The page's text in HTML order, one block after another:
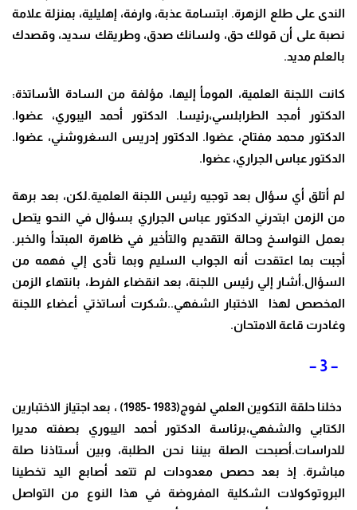
الندى على طلع الزهرة. ابتسامة عذبة، وارفة، إهليلية، بمنزلة علامة
نصبة على أن قولك حق، ولسانك صدق، وطريقك سديد، وقصدك
بالعلم مديد.
كانت اللجنة العلمية، المومأ إليها، مؤلفة من السادة الأساتذة:
الدكتور أمجد الطرابلسي،رئيسا. الدكتور أحمد اليبوري، عضوا.
الدكتور محمد مفتاح، عضوا. الدكتور إدريس السغروشني، عضوا.
الدكتور عباس الجراري، عضوا.
لم أتلق أي سؤال بعد توجيه رئيس اللجنة العلمية.لكن، بعد برهة
من الزمن ابتدرني الدكتور عباس الجراري بسؤال في النحو يتصل
بعمل النواسخ وحالة التقديم والتأخير في ظاهرة المبتدأ والخبر.
أجبت بما اعتقدت أنه الجواب السليم وبما تأدى إلي فهمه من
السؤال.أشار إلي رئيس اللجنة، بعد انقضاء الفرط، بانتهاء الزمن
المخصص لهذا الاختبار الشفهي..شكرت أساتذتي أعضاء اللجنة
وغادرت قاعة الامتحان.
– 3 –
دخلنا حلقة التكوين العلمي لفوج(1983 -1985) ، بعد اجتياز الاختبارين
الكتابي والشفهي،برئاسة الدكتور أحمد اليبوري بصفته مديرا
للدراسات.أصبحت الصلة بيننا نحن الطلبة، وبين أستاذنا صلة
مباشرة. إذ بعد حصص معدودات لم تتعد أصابع اليد تخطينا
البروتوكولات الشكلية المفروضة في هذا النوع من التواصل